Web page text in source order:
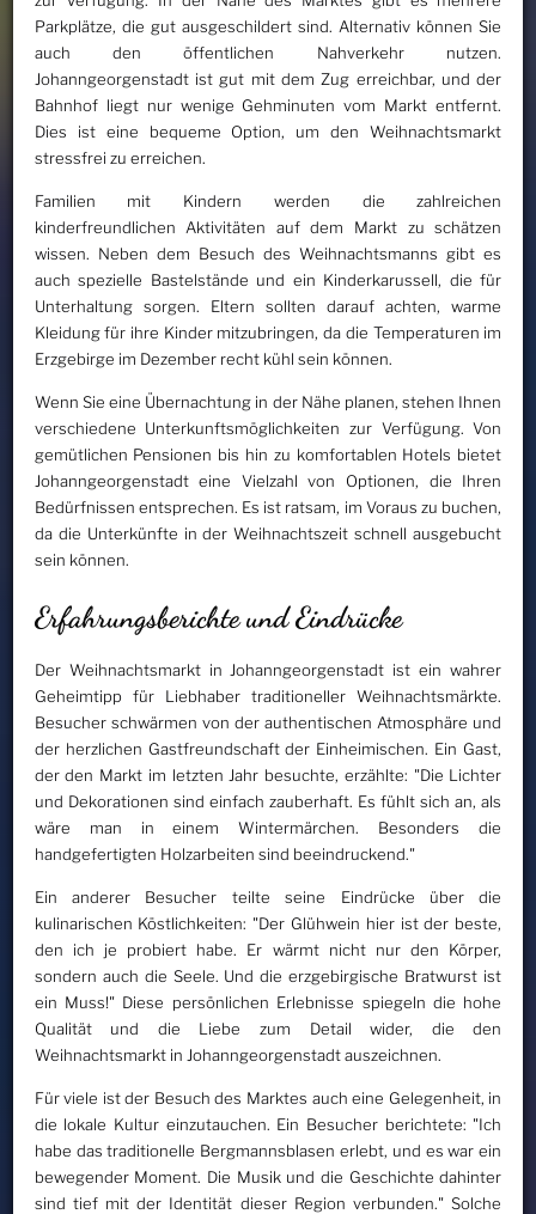
Parkplätze, die gut ausgeschildert sind. Alternativ können Sie
auch den öffentlichen Nahverkehr nutzen.
Johanngeorgenstadt ist gut mit dem Zug erreichbar, und der
Bahnhof liegt nur wenige Gehminuten vom Markt entfernt.
Dies ist eine bequeme Option, um den Weihnachtsmarkt
stressfrei zu erreichen.
Familien mit Kindern werden die zahlreichen
kinderfreundlichen Aktivitäten auf dem Markt zu schätzen
wissen. Neben dem Besuch des Weihnachtsmanns gibt es
auch spezielle Bastelstände und ein Kinderkarussell, die für
Unterhaltung sorgen. Eltern sollten darauf achten, warme
Kleidung für ihre Kinder mitzubringen, da die Temperaturen im
Erzgebirge im Dezember recht kühl sein können.
Wenn Sie eine Übernachtung in der Nähe planen, stehen Ihnen
verschiedene Unterkunftsmöglichkeiten zur Verfügung. Von
gemütlichen Pensionen bis hin zu komfortablen Hotels bietet
Johanngeorgenstadt eine Vielzahl von Optionen, die Ihren
Bedürfnissen entsprechen. Es ist ratsam, im Voraus zu buchen,
da die Unterkünfte in der Weihnachtszeit schnell ausgebucht
sein können.
Erfahrungsberichte und Eindrücke
Der Weihnachtsmarkt in Johanngeorgenstadt ist ein wahrer
Geheimtipp für Liebhaber traditioneller Weihnachtsmärkte.
Besucher schwärmen von der authentischen Atmosphäre und
der herzlichen Gastfreundschaft der Einheimischen. Ein Gast,
der den Markt im letzten Jahr besuchte, erzählte: "Die Lichter
und Dekorationen sind einfach zauberhaft. Es fühlt sich an, als
wäre man in einem Wintermärchen. Besonders die
handgefertigten Holzarbeiten sind beeindruckend."
Ein anderer Besucher teilte seine Eindrücke über die
kulinarischen Köstlichkeiten: "Der Glühwein hier ist der beste,
den ich je probiert habe. Er wärmt nicht nur den Körper,
sondern auch die Seele. Und die erzgebirgische Bratwurst ist
ein Muss!" Diese persönlichen Erlebnisse spiegeln die hohe
Qualität und die Liebe zum Detail wider, die den
Weihnachtsmarkt in Johanngeorgenstadt auszeichnen.
Für viele ist der Besuch des Marktes auch eine Gelegenheit, in
die lokale Kultur einzutauchen. Ein Besucher berichtete: "Ich
habe das traditionelle Bergmannsblasen erlebt, und es war ein
bewegender Moment. Die Musik und die Geschichte dahinter
sind tief mit der Identität dieser Region verbunden." Solche